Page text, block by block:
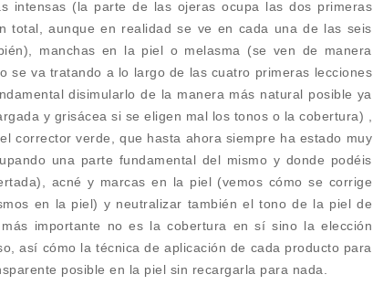
intensas (la parte de las ojeras ocupa las dos primeras
total, aunque en realidad se ve en cada una de las seis
manchas en la piel o melasma (se ven de manera
se va tratando a lo largo de las cuatro primeras lecciones
disimularlo de la manera más natural posible ya
y grisácea si se eligen mal los tonos o la cobertura) ,
corrector verde, que hasta ahora siempre ha estado muy
una parte fundamental del mismo y donde podéis
acné y marcas en la piel (vemos cómo se corrige
en la piel) y neutralizar también el tono de la piel de
importante no es la cobertura en sí sino la elección
así cómo la técnica de aplicación de cada producto para
posible en la piel sin recargarla para nada.